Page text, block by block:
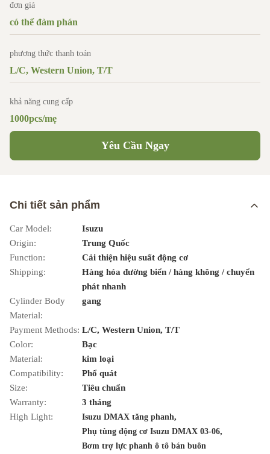
đơn giá
có thể đàm phán
phương thức thanh toán
L/C, Western Union, T/T
khả năng cung cấp
1000pcs/mẹ
Yêu Cầu Ngay
Chi tiết sản phẩm
Car Model:
Isuzu
Origin:
Trung Quốc
Function:
Cải thiện hiệu suất động cơ
Shipping:
Hàng hóa đường biển / hàng không / chuyển
phát nhanh
Cylinder Body
Material:
gang
Payment Methods: L/C, Western Union, T/T
Color:
Bạc
Material:
kim loại
Compatibility:
Phổ quát
Size:
Tiêu chuẩn
Warranty:
3 tháng
High Light:
Isuzu DMAX tăng phanh,
Phụ tùng động cơ Isuzu DMAX 03-06,
Bơm trợ lực phanh ô tô bán buôn